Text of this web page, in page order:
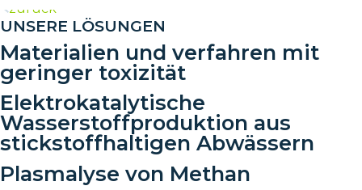
zurück
UNSERE LÖSUNGEN
Materialien und verfahren mit
geringer toxizität
Elektrokatalytische
Wasserstoffproduktion aus
stickstoffhaltigen Abwässern
Plasmalyse von Methan